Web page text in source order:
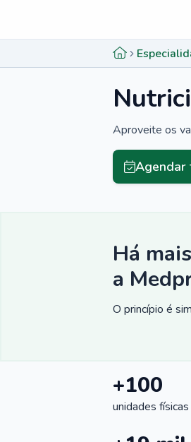
Aproveite os
Agendar
Há
a
O princípio é
+100
unidades físicas